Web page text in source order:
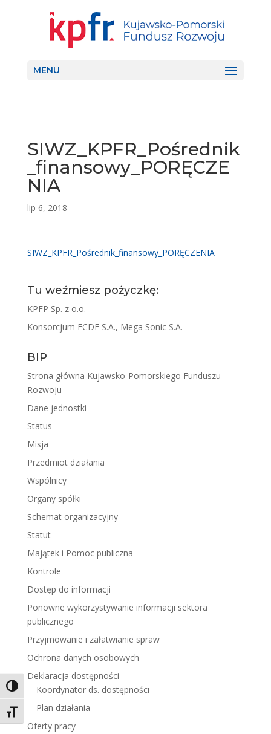
Toggle High Contrast
Toggle Font size
MENU
SIWZ_KPFR_Pośrednik
_finansowy_PORĘCZE
NIA
lip 6, 2018
SIWZ_KPFR_Pośrednik_finansowy_PORĘCZENIA
Tu weźmiesz pożyczkę:
KPFP Sp. z o.o.
Konsorcjum ECDF S.A., Mega Sonic S.A.
BIP
Strona główna Kujawsko-Pomorskiego Funduszu
Rozwoju
Dane jednostki
Status
Misja
Przedmiot działania
Wspólnicy
Organy spółki
Schemat organizacyjny
Statut
Majątek i Pomoc publiczna
Kontrole
Dostęp do informacji
Ponowne wykorzystywanie informacji sektora
publicznego
Przyjmowanie i załatwianie spraw
Ochrona danych osobowych
Deklaracja dostępności
Koordynator ds. dostępności
Plan działania
Oferty pracy